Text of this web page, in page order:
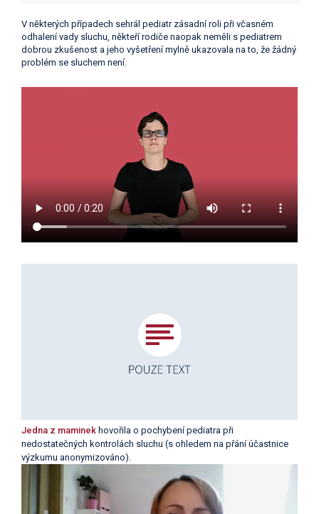
V některých případech sehrál pediatr zásadní roli při včasném
odhalení vady sluchu, někteří rodiče naopak neměli s pediatrem
dobrou zkušenost a jeho vyšetření mylně ukazovala na to, že žádný
problém se sluchem není.
Jedna z maminek hovořila o pochybení pediatra při
nedostatečných kontrolách sluchu (s ohledem na přání účastnice
výzkumu anonymizováno).